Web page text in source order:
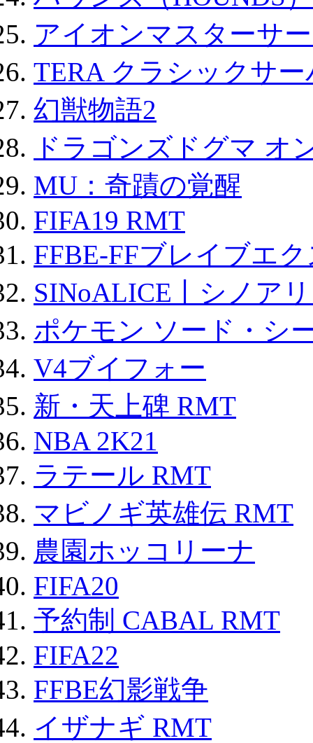
アイオンマスターサ
TERA クラシックサ
幻獣物語2
ドラゴンズドグマ オ
MU：奇蹟の覚醒
FIFA19 RMT
FFBE-FFブレイブエ
SINoALICE丨シノア
ポケモン ソード・シ
V4ブイフォー
新・天上碑 RMT
NBA 2K21
ラテール RMT
マビノギ英雄伝 RMT
農園ホッコリーナ
FIFA20
予約制 CABAL RMT
FIFA22
FFBE幻影戦争
イザナギ RMT